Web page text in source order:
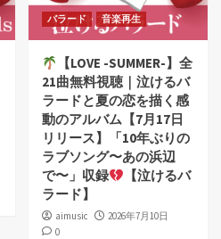
バラード 音楽再生
【LOVE -SUMMER-】全
21曲無料視聴｜泣けるバ
ラードと夏の恋を描く感
動のアルバム【7月17日
リリース】「10年ぶりの
ラブソング〜あの浜辺
で〜」収録
【泣けるバ
ラード】
aimusic
2026年7月10日
0